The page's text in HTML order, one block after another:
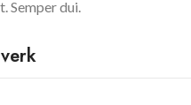
dui.